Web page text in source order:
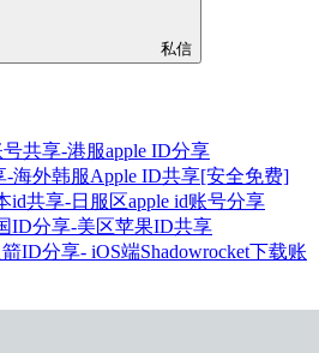
私信
共享-港服apple ID分享
-海外韩服Apple ID共享[安全免费]
id共享-日服区apple id账号分享
ID分享-美区苹果ID共享
ID分享- iOS端Shadowrocket下载账